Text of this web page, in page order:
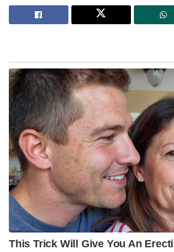
Stories you may like
കർക്കിടകം കനക്കുന്നു, 3
പത്തനംതിട്ടയും കോട്ടയവും
അലർട്ടിൽ!’: വരും മണിക്കൂറുകളിൽ
പരീക്ഷ സമയം അടുത്തതോടെ
ഓരോരുത്തരായി പിരിഞ്ഞു പോയി.
നടത്താനെത്തിയവരും.
ഹാൾടിക്കറ്റിന്റെ ഉടമയായ
ചില സുഹൃത്തുക്കളും താഴെ. ചിലർ
ഉപദേശിച്ചെങ്കിലും
എങ്ങാനും പറന്നുപോയാൽ ഉള്ള
പോയാലോ എന്ന് കരുതി